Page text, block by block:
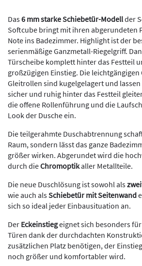
Das6 mm starke Schiebetür-Modellder
Softcube bringt mit ihren abgerundeten
Note ins Badezimmer. Highlight ist der
serienmäßige Ganzmetall-Riegelgriff.
Türscheibe komplett hinter das Festteil
großzügigen Einstieg. Die leichtgängigen
Gleitrollen sind kugelgelagert und
sicher und ruhig hinter das Festteil
die offene Rollenführung und die
Look der Dusche ein.
Die teilgerahmte Duschabtrennung
Raum, sondern lässt das ganze
größer wirken. Abgerundet wird die
durch dieChromoptikaller Metallteile.
Die neue Duschlösung ist sowohl als
wie auch alsSchiebetür mit Seitenwand
sich so ideal jeder Einbausituation an.
Der Eckeinstiegeignet sich besonders
Türen dank der durchdachten
zusätzlichen Platz benötigen, der
noch größer und komfortabler wird.